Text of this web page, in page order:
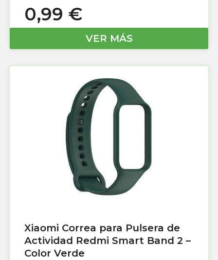
0,99 €
VER MÁS
Xiaomi Correa para Pulsera de
Actividad Redmi Smart Band 2 –
Color Verde